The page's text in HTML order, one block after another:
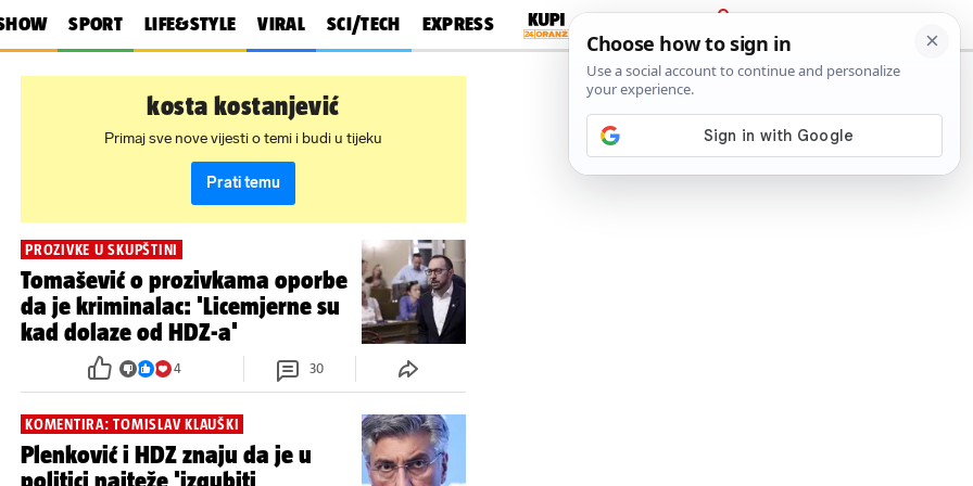
SPORT LIFE&STYLE VIRAL SCI/TECH EXPRESS
PRIJAVA
kosta kostanjević
Primaj sve nove vijesti o temi i budi u tijeku
Prati temu
PROZIVKE U SKUPŠTINI
Tomašević o prozivkama oporbe
da je kriminalac: 'Licemjerne su
kad dolaze od HDZ-a'
4 30
KOMENTIRA: TOMISLAV KLAUŠKI
Plenković i HDZ znaju da je u